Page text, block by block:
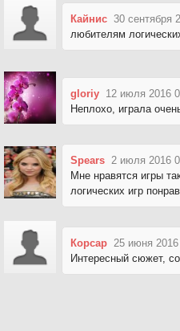
Кайнис 30 сентября
любителям
gloriy 12 июля 2016
Неплохо, играла
Spears 2 июля 2016
Мне нравятся игры
логических игр
Корсар 25 июня
Интересный сюжет,